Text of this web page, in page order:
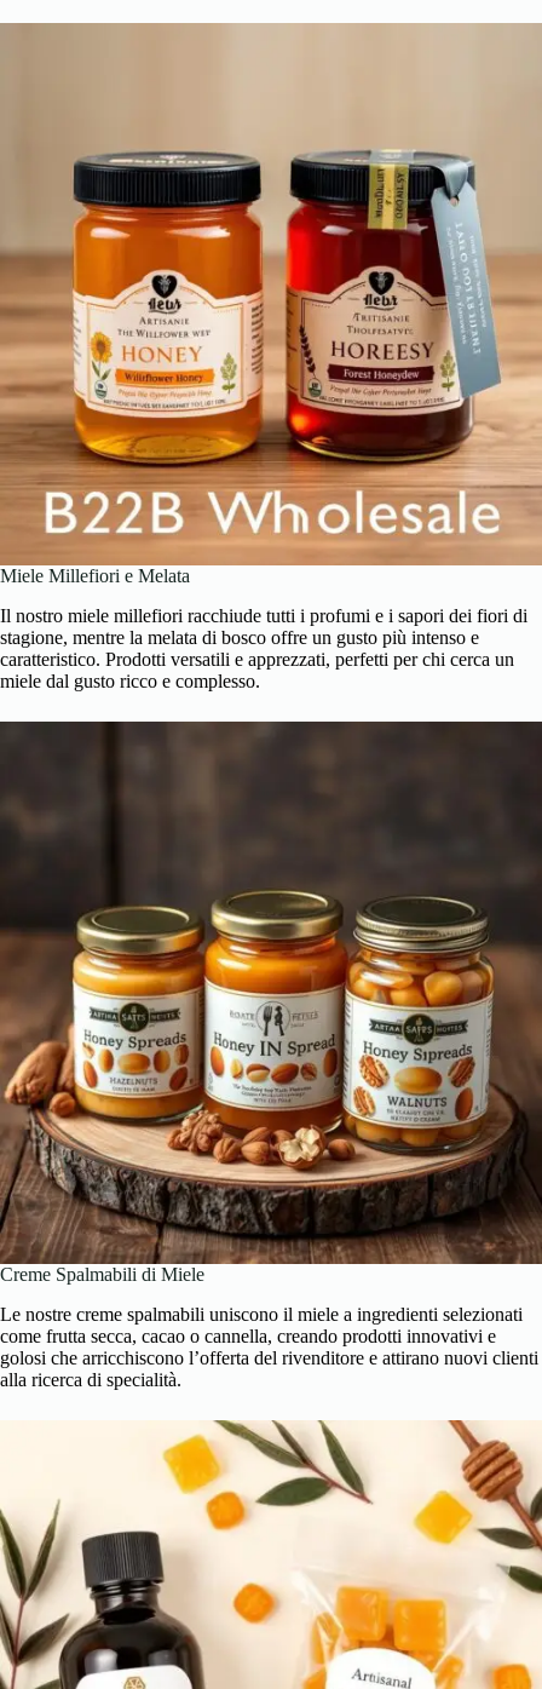
Miele Millefiori e Melata
Il nostro miele millefiori racchiude tutti i profumi e i sapori dei fiori di
stagione, mentre la melata di bosco offre un gusto più intenso e
caratteristico. Prodotti versatili e apprezzati, perfetti per chi cerca un
miele dal gusto ricco e complesso.
Creme Spalmabili di Miele
Le nostre creme spalmabili uniscono il miele a ingredienti selezionati
come frutta secca, cacao o cannella, creando prodotti innovativi e
golosi che arricchiscono l’offerta del rivenditore e attirano nuovi clienti
alla ricerca di specialità.